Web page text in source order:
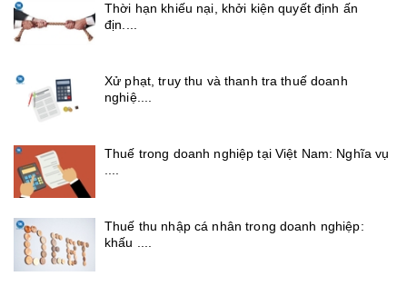
Thời hạn khiếu nại, khởi kiện quyết định ấn
địn....
Xử phạt, truy thu và thanh tra thuế doanh
nghiệ....
Thuế trong doanh nghiệp tại Việt Nam: Nghĩa vụ
Thuế thu nhập cá nhân trong doanh nghiệp:
khấu ....